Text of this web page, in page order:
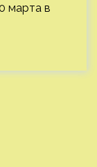
марта в